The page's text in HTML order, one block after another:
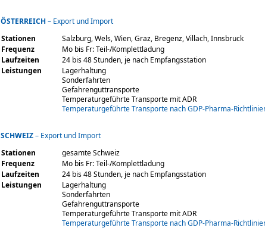
ÖSTERREICH– Export und Import
Stationen
Salzburg, Wels, Wien, Graz, Bregenz, Villach, Innsbruck
Frequenz
Mo bis Fr: Teil-/Komplettladung
Laufzeiten
24 bis 48 Stunden, je nach Empfangsstation
Leistungen
Lagerhaltung
Sonderfahrten
Gefahrenguttransporte
Temperaturgeführte Transporte mit ADR
Temperaturgeführte Transporte nach GDP-Pharma-
SCHWEIZ– Export und Import
Stationen
gesamte Schweiz
Frequenz
Mo bis Fr: Teil-/Komplettladung
Laufzeiten
24 bis 48 Stunden, je nach Empfangsstation
Leistungen
Lagerhaltung
Sonderfahrten
Gefahrenguttransporte
Temperaturgeführte Transporte mit ADR
Temperaturgeführte Transporte nach GDP-Pharma-